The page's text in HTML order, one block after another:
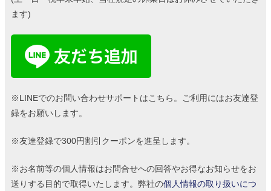
ます)
※LINEでのお問い合わせサポートはこちら。ご利用にはお友達登
録をお願いします。
※友達登録で300円割引クーポンを進呈します。
※お名前等の個人情報はお問合せへの回答やお得なお知らせをお
送りする目的で取得いたします。弊社の個人情報の取り扱いにつ